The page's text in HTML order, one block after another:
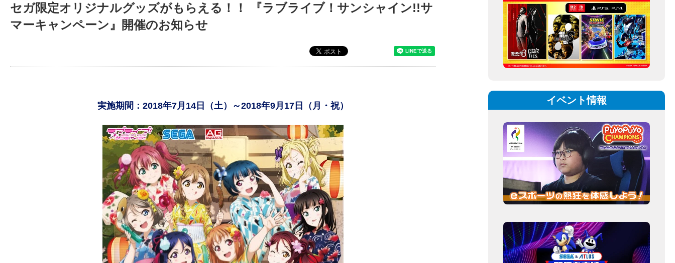
セガ限定オリジナルグッズがもらえる！！ 『ラブライブ！サンシャイン!!サ
マーキャンペーン』開催のお知らせ
実施期間：2018年7月14日（土）～2018年9月17日（月・祝） イベント情報